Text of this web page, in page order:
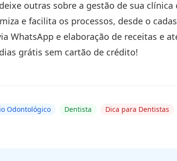
outras sobre a gestão de sua clínica
e facilita os processos, desde o
WhatsApp e elaboração de receitas e
grátis sem cartão de crédito!
Odontológico Dentista Dica para Dentistas